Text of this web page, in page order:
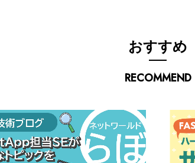
RECOMMEND
おすすめ